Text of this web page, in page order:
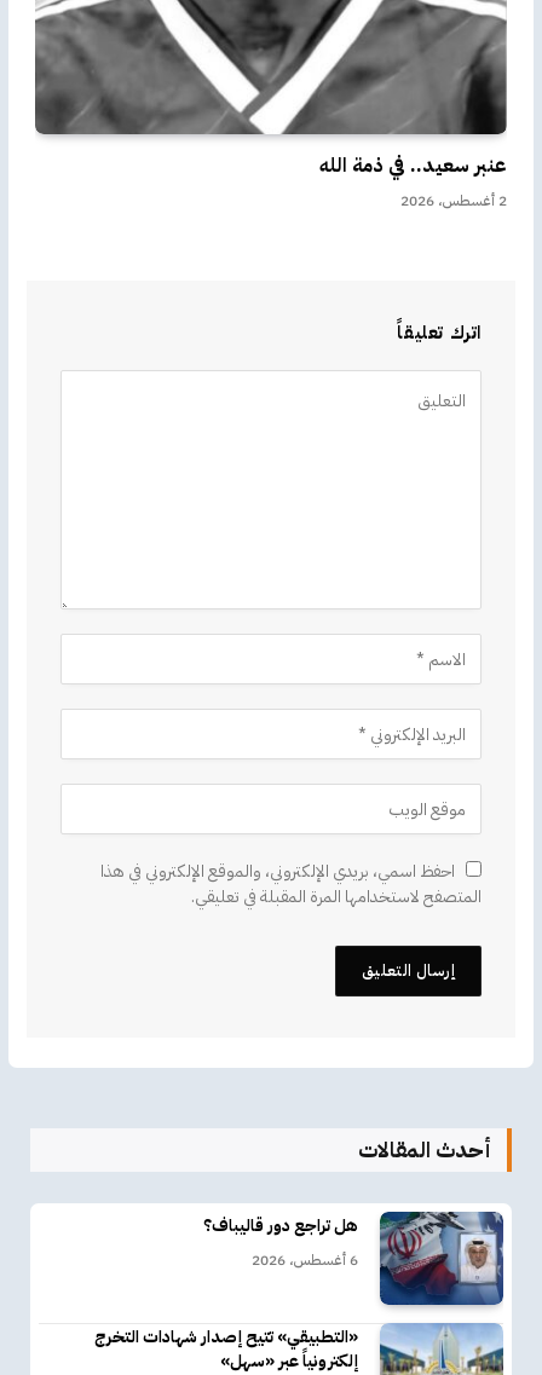
عنبر سعيد.. في ذمة الله
2 أغسطس، 2026
اترك تعليقاً
احفظ اسمي، بريدي الإلكتروني، والموقع الإلكتروني في هذا
المتصفح لاستخدامها المرة المقبلة في تعليقي.
أحدث المقالات
هل تراجع دور قاليباف؟
6 أغسطس، 2026
«التطبيقي» تتيح إصدار شهادات التخرج
إلكترونياً عبر «سهل»